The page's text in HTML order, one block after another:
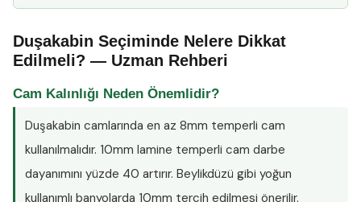
Duşakabin Seçiminde Nelere Dikkat
Edilmeli? — Uzman Rehberi
Cam Kalınlığı Neden Önemlidir?
Duşakabin camlarında en az 8mm temperli cam
kullanılmalıdır. 10mm lamine temperli cam darbe
dayanımını yüzde 40 artırır. Beylikdüzü gibi yoğun
kullanımlı banyolarda 10mm tercih edilmesi önerilir.